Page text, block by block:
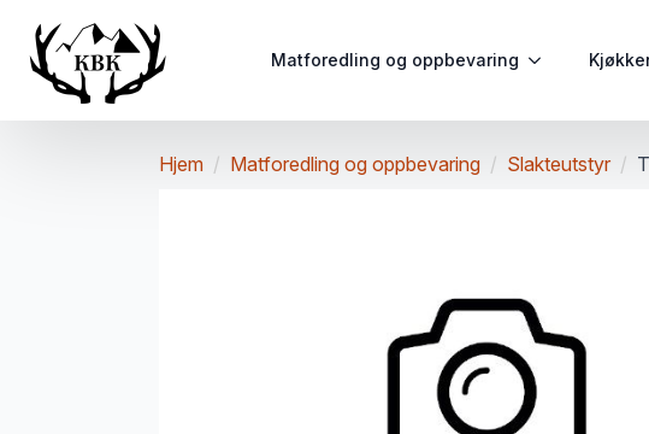
Matforedling og oppbevaring
Hjem Matforedling og oppbevaring Slakteutstyr